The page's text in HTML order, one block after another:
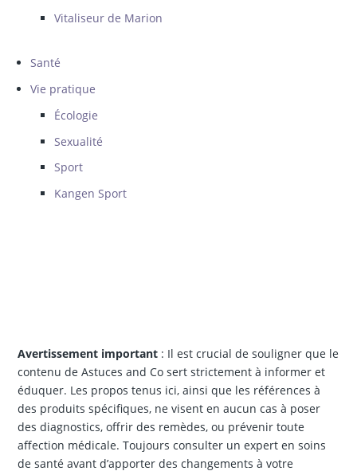
Vitaliseur de Marion
Santé
Vie pratique
Écologie
Sexualité
Sport
Kangen Sport
Avertissement important : Il est crucial de souligner que le
contenu de Astuces and Co sert strictement à informer et
éduquer. Les propos tenus ici, ainsi que les références à
des produits spécifiques, ne visent en aucun cas à poser
des diagnostics, offrir des remèdes, ou prévenir toute
affection médicale. Toujours consulter un expert en soins
de santé avant d’apporter des changements à votre